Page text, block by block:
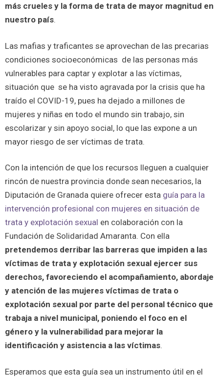
más crueles y la forma de trata de mayor magnitud en
nuestro país.
Las mafias y traficantes se aprovechan de las precarias
condiciones socioeconómicas de las personas más
vulnerables para captar y explotar a las víctimas,
situación que se ha visto agravada por la crisis que ha
traído el COVID-19, pues ha dejado a millones de
mujeres y niñas en todo el mundo sin trabajo, sin
escolarizar y sin apoyo social, lo que las expone a un
mayor riesgo de ser víctimas de trata.
Con la intención de que los recursos lleguen a cualquier
rincón de nuestra provincia donde sean necesarios, la
Diputación de Granada quiere ofrecer esta guía para la
intervención profesional con mujeres en situación de
trata y explotación sexual en colaboración con la
Fundación de Solidaridad Amaranta. Con ella
pretendemos derribar las barreras que impiden a las
víctimas de trata y explotación sexual ejercer sus
derechos, favoreciendo el acompañamiento, abordaje
y atención de las mujeres víctimas de trata o
explotación sexual por parte del personal técnico que
trabaja a nivel municipal, poniendo el foco en el
género y la vulnerabilidad para mejorar la
identificación y asistencia a las víctimas.
Esperamos que esta guía sea un instrumento útil en el